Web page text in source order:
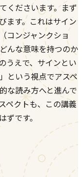
くださいます。まず
ます。これはサイン
コンジャンクショ
んな意味を持つのか
うえで、サインとい
という視点でアスペ
な読み方へと進んで
ペクトも、この講義
です。